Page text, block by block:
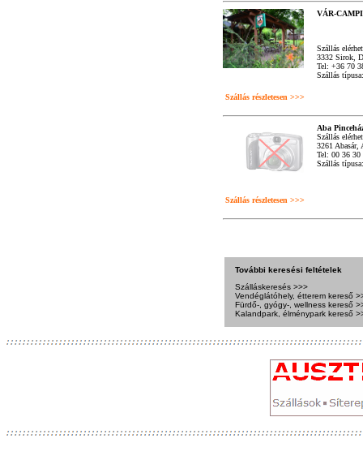
VÁR-
Szállás
3332 Sirok,
Tel: +36 70
Szállás
Szállás részletesen >>>
Aba
Szállás
3261 Abasár,
Tel: 00 36 30
Szállás
Szállás részletesen >>>
További keresési feltételek
Szálláskeresés >>>
Vendéglátóhely, étterem kereső
Fürdő-, gyógy-, wellness kereső
Kalandpark, élménypark kereső